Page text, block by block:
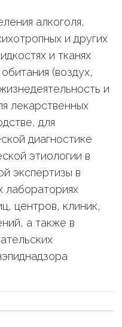
алкоголя,
и других
и тканях
(воздух,
и
лекарственных
для
диагностике
этиологии в
экспертизы в
лабораториях
центров, клиник,
а также в